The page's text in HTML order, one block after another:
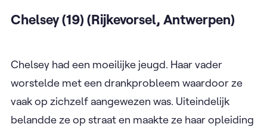
Chelsey (19) (Rijkevorsel, Antwerpen)
Chelsey had een moeilijke jeugd. Haar vader
worstelde met een drankprobleem waardoor ze
vaak op zichzelf aangewezen was. Uiteindelijk
belandde ze op straat en maakte ze haar opleiding